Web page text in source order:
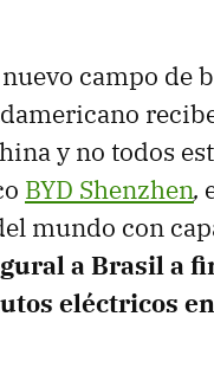
campo de
y no todos
BYD Shenzhen,
mundo con
a Brasil a
eléctricos